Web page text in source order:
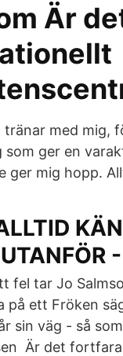
Är
tränar med mig,
som ger en
ger mig hopp.
fel tar Jo
på ett Fröken
sin väg - så
Är det